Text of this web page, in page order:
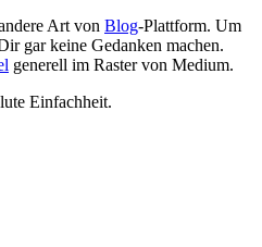
Art von Blog-Plattform. Um
gar keine Gedanken machen.
generell im Raster von Medium.
Einfachheit.